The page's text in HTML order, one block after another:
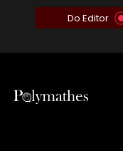
Do Editor A Roleta da Miséria: Quando a Devoção Cega Encontra o Link na Bio. A